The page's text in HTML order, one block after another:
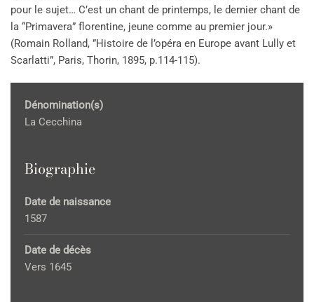
pour le sujet… C’est un chant de printemps, le dernier chant de
la “Primavera” florentine, jeune comme au premier jour.»
(Romain Rolland, ”Histoire de l’opéra en Europe avant Lully et
Scarlatti”, Paris, Thorin, 1895, p.114-115).
Dénomination(s)
La Cecchina
Biographie
Date de naissance
1587
Date de décès
Vers 1645